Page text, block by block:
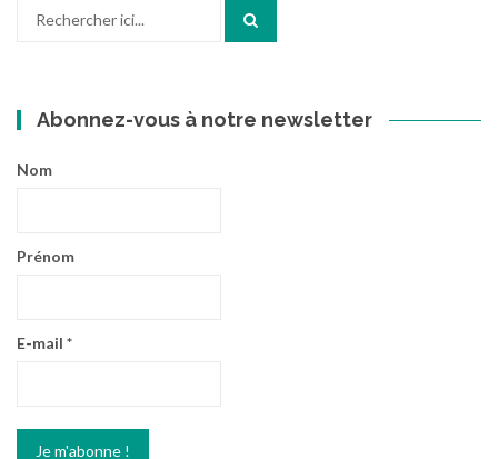
Abonnez-vous à notre newsletter
Nom
Prénom
E-mail *